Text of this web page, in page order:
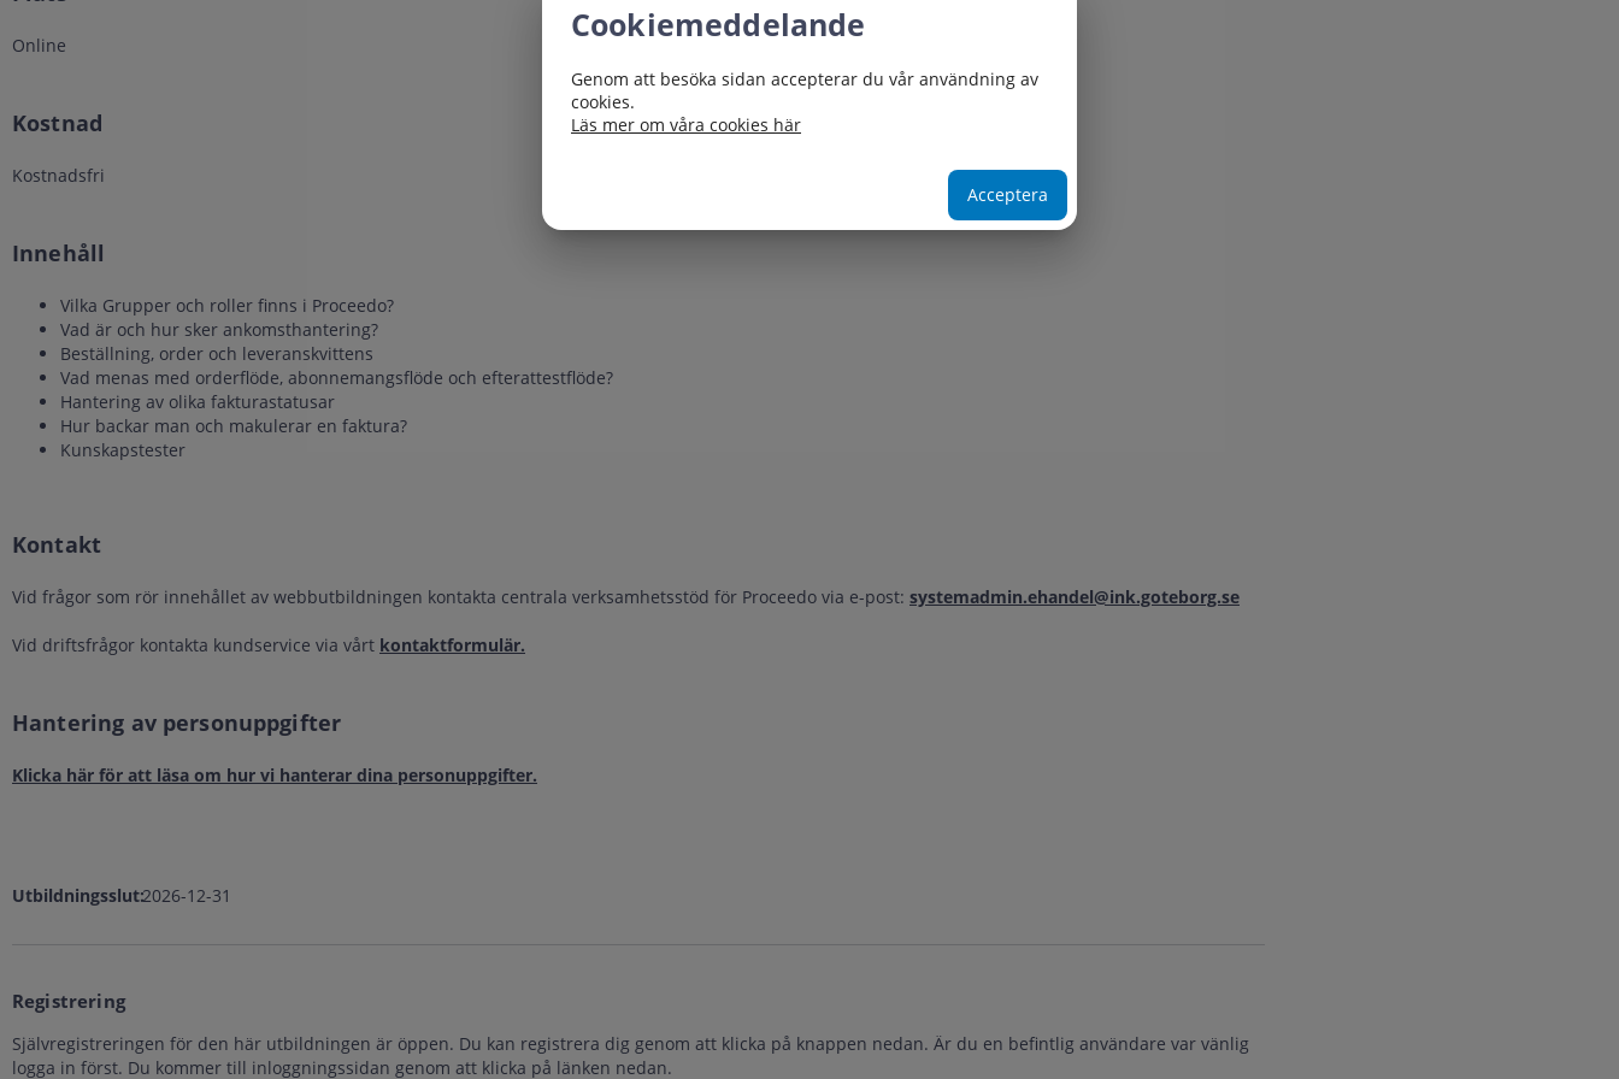
Online
Kostnad
Kostnadsfri
Innehåll
Vilka Grupper och roller finns i Proceedo?
Vad är och hur sker ankomsthantering?
Beställning, order och leveranskvittens
Vad menas med orderflöde, abonnemangsflöde och efterattestflöde?
Hantering av olika fakturastatusar
Hur backar man och makulerar en faktura?
Kunskapstester
Kontakt
Vid frågor som rör innehållet av webbutbildningen kontakta centrala verksamhetsstöd för Proceedo via e-post: systemadmin.ehandel@ink.goteborg.se
Vid driftsfrågor kontakta kundservice via vårt kontaktformulär.
Hantering av personuppgifter
Klicka här för att läsa om hur vi hanterar dina personuppgifter.
Utbildningsslut:2026-12-31
Registrering
Självregistreringen för den här utbildningen är öppen. Du kan registrera dig genom att klicka på knappen nedan. Är du en befintlig användare var vänlig
logga in först. Du kommer till inloggningssidan genom att klicka på länken nedan.
Cookiemeddelande
Genom att besöka sidan accepterar du vår användning av
cookies.
Läs mer om våra cookies här
Acceptera